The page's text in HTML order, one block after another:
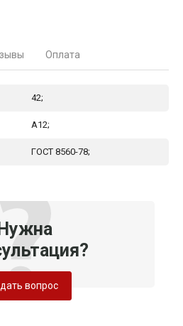
Оплата
42;
А12;
ГОСТ 8560-78;
Нужна
вопрос